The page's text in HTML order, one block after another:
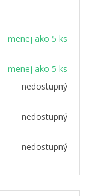
menej ako 5 ks
menej ako 5 ks
nedostupný
nedostupný
nedostupný